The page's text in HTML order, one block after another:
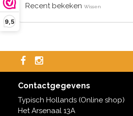
9,5
Recent bekeken Wissen
Contactgegevens
Typisch Hollands (Online shop)
Het Arsenaal 13A